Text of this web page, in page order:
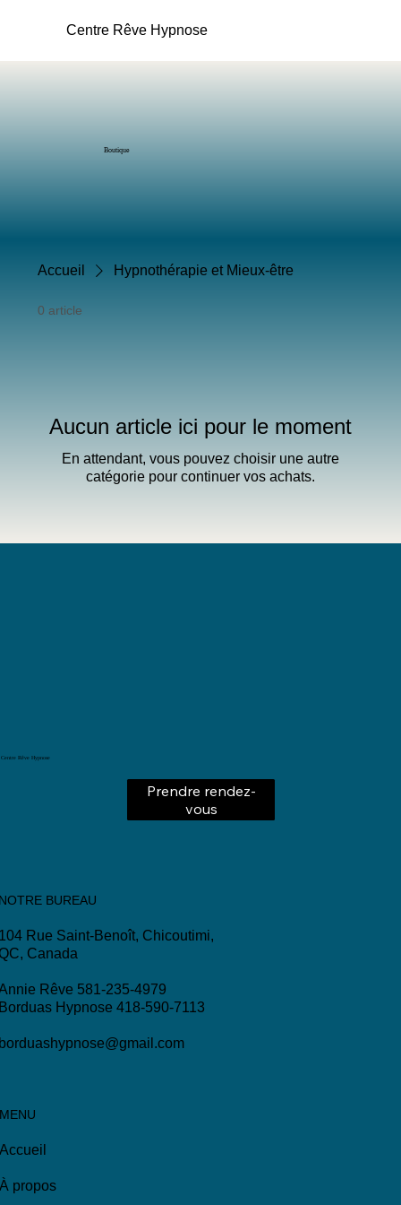
Centre Rêve Hypnose
Boutique
Accueil Hypnothérapie et Mieux-être
0 article
Aucun article ici pour le moment
En attendant, vous pouvez choisir une autre
catégorie pour continuer vos achats.
Centre Rêve Hypnose
Prendre rendez-
vous
BUREAU
Rue Saint-Benoît, Chicoutimi,
Canada
Rêve 581-235-4979
Hypnose 418-590-7113
propos